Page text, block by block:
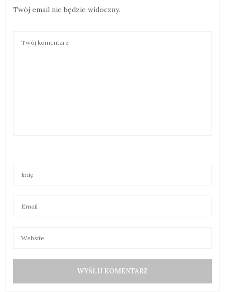
Twój email nie będzie widoczny.